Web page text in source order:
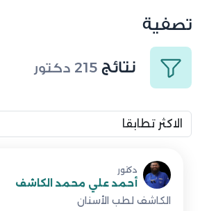
تصفية
نتائج 215 دكتور
دكتور
أحمد علي محمد الكاشف
الكاشف لطب الأسنان